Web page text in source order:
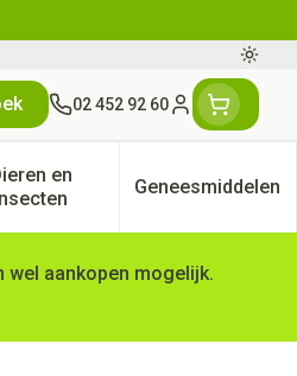
02 452 92 60
Klant menu
categorie
Thuiszorg en EHBO categorie
en
Toon submenu voor Dieren
Geneesmiddelen
Toon
wel aankopen mogelijk.